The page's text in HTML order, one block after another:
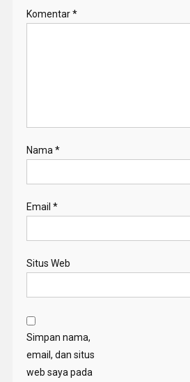
Komentar*
Nama *
Email *
Situs Web
Simpan nama,
email, dan situs
web saya pada